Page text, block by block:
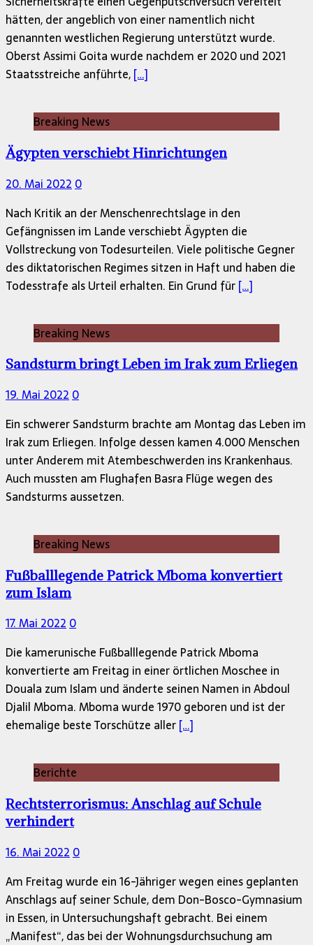
hätten, der angeblich von einer namentlich nicht
genannten westlichen Regierung unterstützt wurde.
Oberst Assimi Goita wurde nachdem er 2020 und 2021
Staatsstreiche anführte,[…]
Breaking News
Ägypten verschiebt Hinrichtungen
20. Mai 2022 0
Nach Kritik an der Menschenrechtslage in den
Gefängnissen im Lande verschiebt Ägypten die
Vollstreckung von Todesurteilen. Viele politische Gegner
des diktatorischen Regimes sitzen in Haft und haben die
Todesstrafe als Urteil erhalten. Ein Grund für[…]
Breaking News
Sandsturm bringt Leben im Irak zum Erliegen
19. Mai 2022 0
Ein schwerer Sandsturm brachte am Montag das Leben im
Irak zum Erliegen. Infolge dessen kamen 4.000 Menschen
unter Anderem mit Atembeschwerden ins Krankenhaus.
Auch mussten am Flughafen Basra Flüge wegen des
Sandsturms aussetzen.
Breaking News
Fußballlegende Patrick Mboma konvertiert
zum Islam
17. Mai 20220
Die kamerunische Fußballlegende Patrick Mboma
konvertierte am Freitag in einer örtlichen Moschee in
Douala zum Islam und änderte seinen Namen in Abdoul
Djalil Mboma. Mboma wurde 1970 geboren und ist der
ehemalige beste Torschütze aller[…]
Berichte
Rechtsterrorismus: Anschlag auf Schule
verhindert
16. Mai 2022 0
Am Freitag wurde ein 16-Jähriger wegen eines geplanten
Anschlags auf seiner Schule, dem Don-Bosco-Gymnasium
in Essen, in Untersuchungshaft gebracht. Bei einem
„Manifest“, das bei der Wohnungsdurchsuchung am